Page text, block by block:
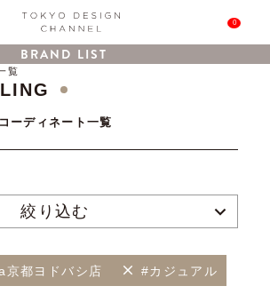
0
BRAND LIST
覧
コーディネート一覧
絞り込む
京都ヨドバシ店 #カジュアル